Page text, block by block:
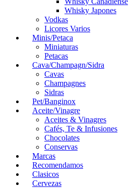
Whisky Japones
Vodkas
Licores Varios
Minis/Petaca
Miniaturas
Petacas
Cava/Champagn/Sidra
Cavas
Champagnes
Sidras
Pet/Banginox
Aceite/Vinagre
Aceites & Vinagres
Cafés, Te & Infusiones
Chocolates
Conservas
Marcas
Recomendamos
Clasicos
Cervezas